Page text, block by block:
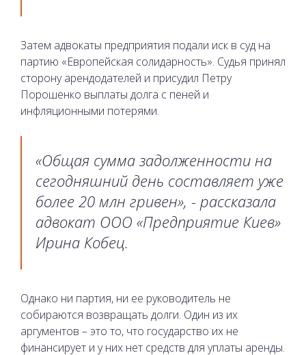
Затем адвокаты предприятия подали иск в суд на
партию «Европейская солидарность». Судья принял
сторону арендодателей и присудил Петру
Порошенко выплаты долга с пеней и
инфляционными потерями.
«Общая сумма задолженности на
сегодняшний день составляет уже
более 20 млн гривен», - рассказала
адвокат ООО «Предприятие Киев»
Ирина Кобец.
Однако ни партия, ни ее руководитель не
собираются возвращать долги. Один из их
аргументов – это то, что государство их не
финансирует и у них нет средств для уплаты аренды.